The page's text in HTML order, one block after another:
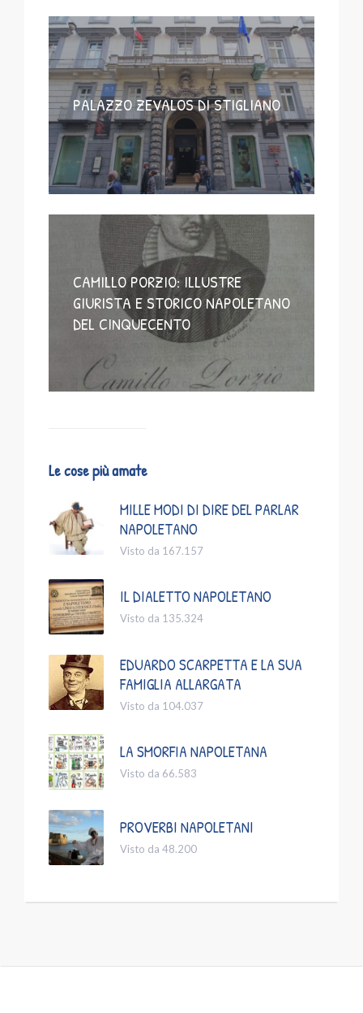
PALAZZO ZEVALOS DI STIGLIANO
CAMILLO PORZIO: ILLUSTRE
GIURISTA E STORICO NAPOLETANO
DEL CINQUECENTO
Le cose più amate
MILLE MODI DI DIRE DEL PARLAR
NAPOLETANO
Visto da 167.157
IL DIALETTO NAPOLETANO
Visto da 135.324
EDUARDO SCARPETTA E LA SUA
FAMIGLIA ALLARGATA
Visto da 104.037
LA SMORFIA NAPOLETANA
Visto da 66.583
PROVERBI NAPOLETANI
Visto da 48.200